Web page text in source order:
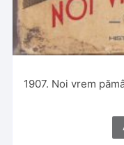
1907. Noi vrem